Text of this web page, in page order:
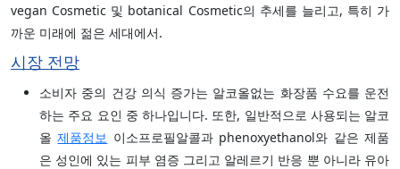
vegan Cosmetic 및 botanical Cosmetic의 추세를 늘리고, 특히 가
까운 미래에 젊은 세대에서.
시장 전망
소비자 중의 건강 의식 증가는 알코올없는 화장품 수요를 운전
하는 주요 요인 중 하나입니다. 또한, 일반적으로 사용되는 알코
올제품정보 이소프로필알콜과 phenoxyethanol와 같은 제품
은 성인에 있는 피부 염증 그리고 알레르기 반응 뿐 아니라 유아